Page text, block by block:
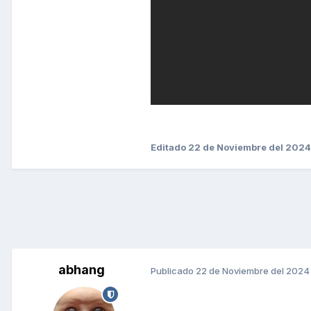
Editado 22 de Noviembre del 2024
abhang Publicado 22 de Noviembre del 2024